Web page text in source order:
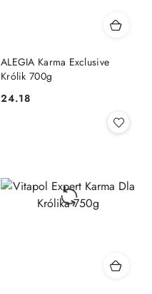
ALEGIA Karma Exclusive
Królik 700g
Cena:
24.18